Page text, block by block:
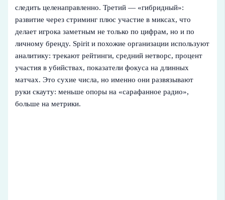
следить целенаправленно. Третий — «гибридный»:
развитие через стриминг плюс участие в миксах, что
делает игрока заметным не только по цифрам, но и по
личному бренду. Spirit и похожие организации используют
аналитику: трекают рейтинги, средний нетворс, процент
участия в убийствах, показатели фокуса на длинных
матчах. Это сухие числа, но именно они развязывают
руки скауту: меньше опоры на «сарафанное радио»,
больше на метрики.